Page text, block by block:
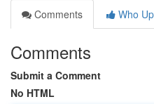
Comments
Who
Comments
Submit a Comment
No HTML